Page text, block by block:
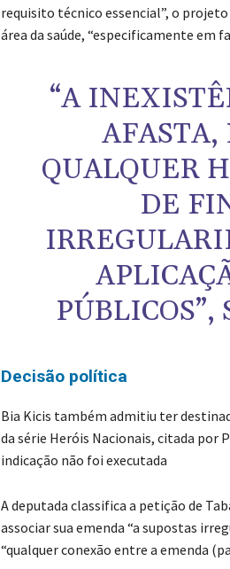
requisito técnico essencial”, o
área da saúde, “especificamente em
“A
AFASTA,
QUALQUER
DE
PÚBLICOS”,
Decisão política
Bia Kicis também admitiu ter
da série Heróis Nacionais, citada por
indicação não foi executada
A deputada classifica a petição de
associar sua emenda “a supostas
“qualquer conexão entre a emenda